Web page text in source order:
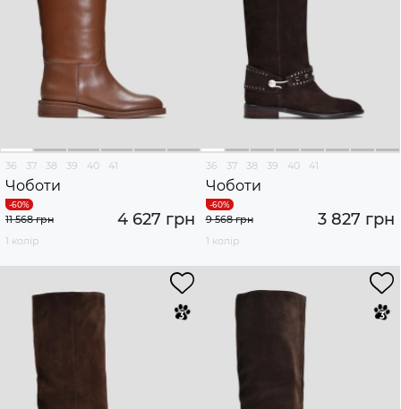
36 37 38 39 40 41
Чоботи
4 627 грн
11 568 грн
1 колір
36 37 38 39 40 41
Чоботи
3 827 грн
9 568 грн
1 колір